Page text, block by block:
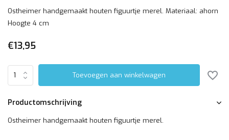
Ostheimer handgemaakt houten figuurtje merel. Materiaal: ahorn
Hoogte 4 cm
€13,95
Toevoegen aan winkelwagen
Productomschrijving
Ostheimer handgemaakt houten figuurtje merel.